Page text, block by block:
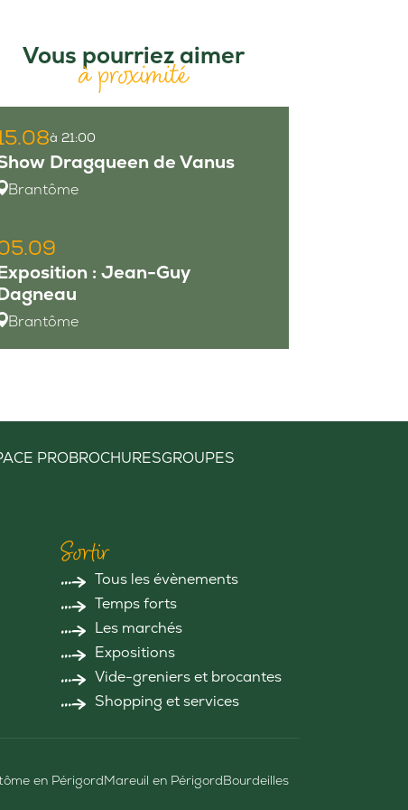
Vous pourriez aimer
à proximité
à 21:00
Dragqueen de Vanus
Brantôme
: Jean-Guy
Brantôme
PROBROCHURESGROUPES
Sortir
Tous les évènements
Temps forts
Les marchés
Expositions
Vide-greniers et brocantes
Shopping et services
en PérigordMareuil en PérigordBourdeilles